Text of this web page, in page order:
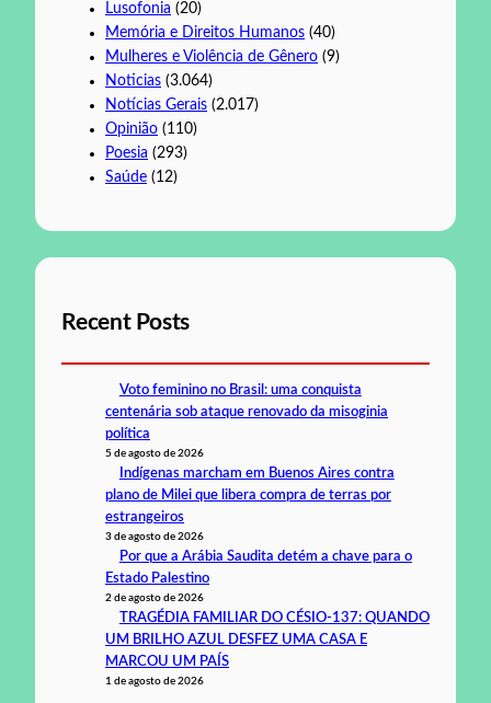
Lusofonia (20)
Memória e Direitos Humanos (40)
Mulheres e Violência de Gênero (9)
Noticias (3.064)
Notícias Gerais (2.017)
Opinião (110)
Poesia (293)
Saúde (12)
Recent Posts
Voto feminino no Brasil: uma conquista
centenária sob ataque renovado da misoginia
política
5 de agosto de 2026
Indígenas marcham em Buenos Aires contra
plano de Milei que libera compra de terras por
estrangeiros
3 de agosto de 2026
Por que a Arábia Saudita detém a chave para o
Estado Palestino
2 de agosto de 2026
TRAGÉDIA FAMILIAR DO CÉSIO-137: QUANDO
UM BRILHO AZUL DESFEZ UMA CASA E
MARCOU UM PAÍS
1 de agosto de 2026